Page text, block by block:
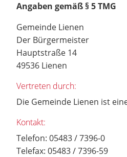
Angaben gemäß § 5 TMG
Gemeinde Lienen
Der Bürgermeister
Hauptstraße 14
49536 Lienen
Vertreten durch:
Die Gemeinde Lienen ist
Kontakt:
Telefon: 05483 / 7396-0
Telefax: 05483 / 7396-59